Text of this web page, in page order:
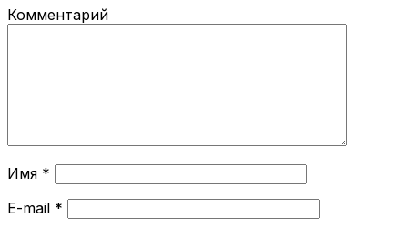
Комментарий
Имя *
E-mail *